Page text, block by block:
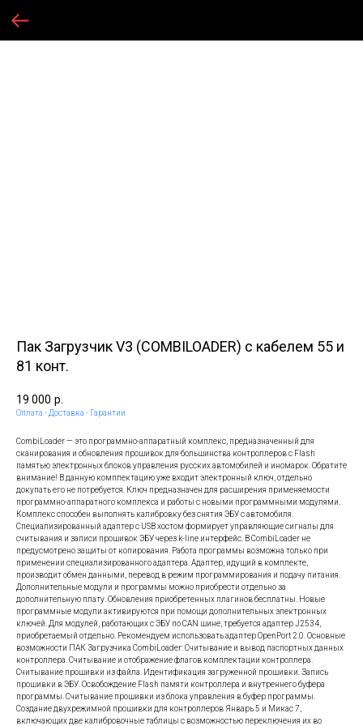
Пак Загрузчик V3 (COMBILOADER) с кабелем 55 и
81 конт.
19 000 р.
Оплата - Доставка - Гарантии
СombiLoader — это программно-аппаратный комплекс, предназначенный для
сканирования и обновления прошивок для большинства контроллеров с Flash
памятью электронных блоков управления русских автомобилей и иномарок. Обратите
внимание! В данную комплектацию уже входит электронный ключ, отдельно
докупать его не потребуется. Ключ предназначен для расширения применяемости
программно-аппаратного комплекса и работы с новыми программными модулями.
Комплекс способен выполнять калибровку без снятия ЭБУ с автомобиля.
Специализированный адаптер с USB хостом формирует управляющие сигналы для
считывания и записи прошивок ЭБУ через k-line интерфейс. В CombiLoader не
предусмотрено защиты от копирования. Работа программы возможна только при
применении специализированного адаптера. Адаптер, идущий в комплекте,
производит обмен данными, перевод в режим программирования и подачу питания.
Дополнительные модули и программы можно приобрести отдельно за
дополнительную плату. Обновления приобретенных плагинов бесплатны. Новые
программные модули активируются при помощи дополнительных электронных
ключей. Для модулей, работающих с ЭБУ по CAN шине, требуется адаптер J2534,
приобретаемый отдельно. Рекомендуем использовать адаптер OpenPort 2.0. Основные
возможности ПАК Загрузчика CombiLoader: Считывание и вывод паспортных данных
контроллера. Считывание и отображение флагов комплектации контроллера.
Считывание прошивки из файла. Идентификация загруженной прошивки. Запись
прошивки в ЭБУ. Освобождение Flash памяти контроллера и внутреннего буфера
программы. Считывание прошивки из блока управления в буфер программы.
Создание двухрежимной прошивки для контроллеров Январь 5 и Микас 7,
включающих две калибровочные таблицы с возможностью переключения их во